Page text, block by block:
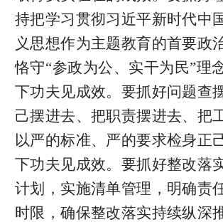
持把学习贯彻习近平新时代中
义思想作为主题教育的首要政
恪守“参政为公、实干为民”理
下功夫见成效。要抓好问题查
己摆进去、把职责摆进去、把
以严的标准、严的要求检身正
下功夫见成效。要抓好整改落
计划，实施清单管理，明确责
时限，确保整改落实持续纵深